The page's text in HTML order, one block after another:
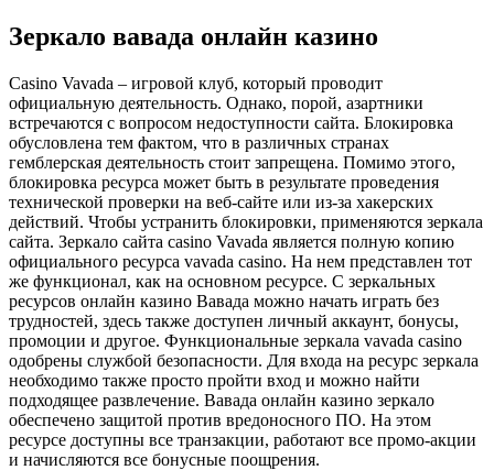
Зеркало вавада онлайн казино
Casino Vavada – игровой клуб, который проводит
официальную деятельность. Однако, порой, азартники
встречаются с вопросом недоступности сайта. Блокировка
обусловлена тем фактом, что в различных странах
гемблерская деятельность стоит запрещена. Помимо этого,
блокировка ресурса может быть в результате проведения
технической проверки на веб-сайте или из-за хакерских
действий. Чтобы устранить блокировки, применяются зеркала
сайта. Зеркало сайта casino Vavada является полную копию
официального ресурса vavada casino. На нем представлен тот
же функционал, как на основном ресурсе. С зеркальных
ресурсов онлайн казино Вавада можно начать играть без
трудностей, здесь также доступен личный аккаунт, бонусы,
промоции и другое. Функциональные зеркала vavada casino
одобрены службой безопасности. Для входа на ресурс зеркала
необходимо также просто пройти вход и можно найти
подходящее развлечение. Вавада онлайн казино зеркало
обеспечено защитой против вредоносного ПО. На этом
ресурсе доступны все транзакции, работают все промо-акции
и начисляются все бонусные поощрения.